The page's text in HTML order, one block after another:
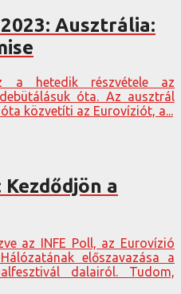
Ausztrália:
a hetedik részvétele az
óta. Az ausztrál
közvetíti az Eurovíziót, a...
Kezdődjön a
az INFE Poll, az Eurovízió
előszavazása a
dalairól. Tudom,